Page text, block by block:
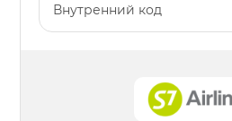
Внутренний код